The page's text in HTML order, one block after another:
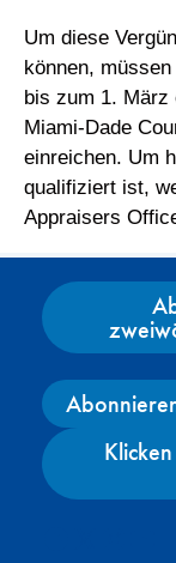
Um diese
können,
bis zum 1. März
Miami-Dade
einreichen. Um
qualifiziert ist,
Appraisers